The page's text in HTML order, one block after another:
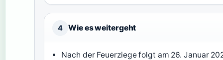
4 Wie es weitergeht
Nach der Feuerziege folgt am 26. Januar